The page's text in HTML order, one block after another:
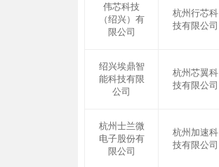
伟芯科技
（绍兴）有
限公司
杭州行芯科
技有限公司
绍兴埃鼎智
能科技有限
公司
杭州芯翼科
技有限公司
杭州士兰微
电子股份有
限公司
杭州加速科
技有限公司